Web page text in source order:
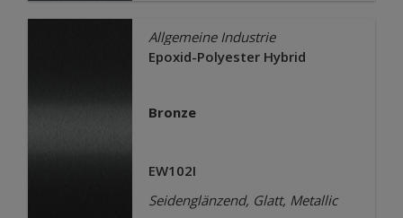
Allgemeine Industrie
Epoxid-Polyester Hybrid
Bronze
EW102I
Seidenglänzend, Glatt, Metallic